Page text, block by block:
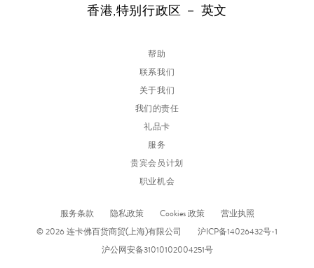
香港,特别行政区 － 英文
帮助
联系我们
关于我们
我们的责任
礼品卡
服务
贵宾会员计划
职业机会
服务条款 隐私政策 Cookies 政策
营业执照
© 2026 连卡佛百货商贸(上海)有限公司
沪ICP备14026432号-1
沪公网安备31010102004251号